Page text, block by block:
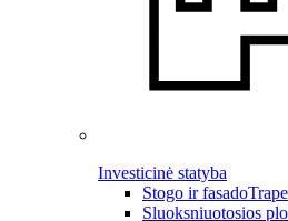
Investicinė statyba
Stogo ir fasado
Sluoksniuotosios